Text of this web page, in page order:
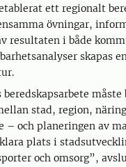
ett regionalt
övningar,
resultaten i både
skapas
måste
stad, region,
– och planeringen av
plats i
och omsorg”,